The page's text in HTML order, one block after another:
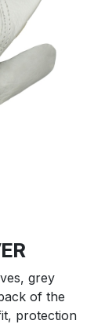
grey
of the
protection